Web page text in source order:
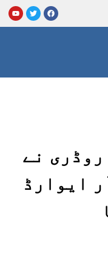
نے
ایوارڈ